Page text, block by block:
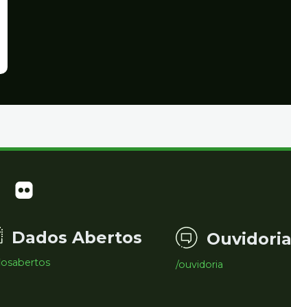
Dados Abertos Ouvidoria
/ouvidoria